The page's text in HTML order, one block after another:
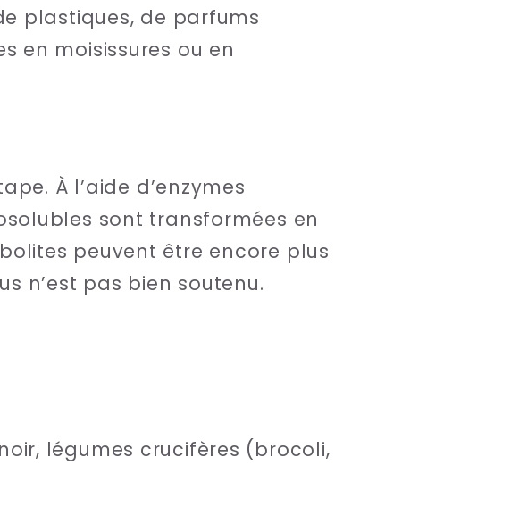
plastiques, de parfums
en moisissures ou en
À l’aide d’enzymes
sont transformées en
peuvent être encore plus
n’est pas bien soutenu.
légumes crucifères (brocoli,